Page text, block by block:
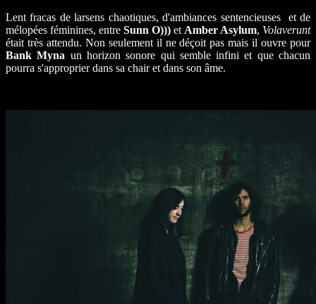
Lent fracas de larsens chaotiques, d'ambiances sentencieuses et de
mélopées féminines, entre Sunn O))) et Amber Asylum, Volaverunt
était très attendu. Non seulement il ne déçoit pas mais il ouvre pour
Bank Myna un horizon sonore qui semble infini et que chacun
pourra s'approprier dans sa chair et dans son âme.